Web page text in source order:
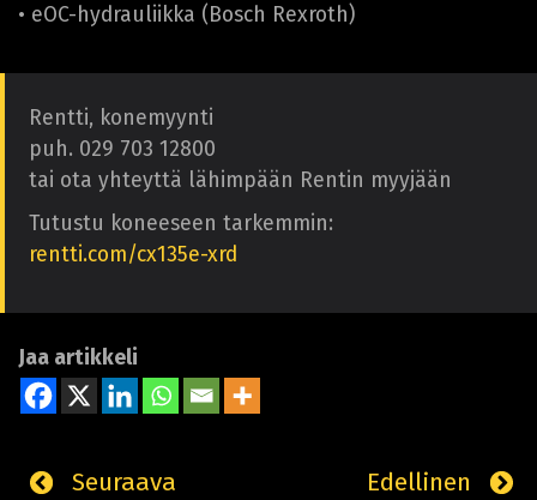
• eOC-hydrauliikka (Bosch Rexroth)
Rentti, konemyynti
puh. 029 703 12800
tai ota yhteyttä lähimpään Rentin myyjään
Tutustu koneeseen tarkemmin:
rentti.com/cx135e-xrd
Jaa artikkeli
Edellinen
Seuraava